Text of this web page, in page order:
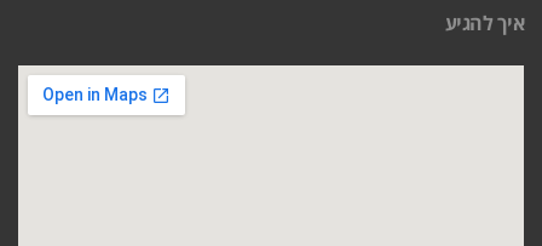
איך להגיע